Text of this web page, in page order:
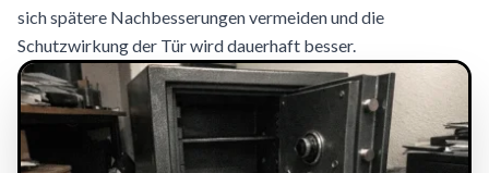
sich spätere Nachbesserungen vermeiden und die
Schutzwirkung der Tür wird dauerhaft besser.